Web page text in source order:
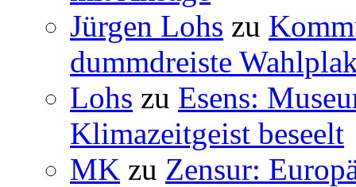
Jürgen Lohs zu
dummdreiste
Lohs zu Esens:
Klimazeitgeist beseelt
MK zu Zensur: